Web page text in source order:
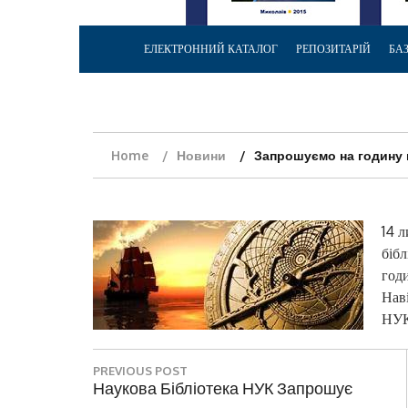
ЕЛЕКТРОННИЙ КАТАЛОГ РЕПОЗИТАРІЙ
Home Новини Запрошуємо на годину
14
НУК
Н
а
PREVIOUS POST
P
Наукова Бібліотека НУК Запрошує